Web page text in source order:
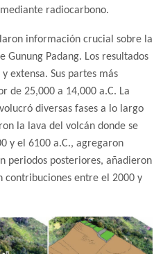
radiocarbono.
información crucial sobre la
Gunung Padang. Los resultados
extensa. Sus partes más
de 25,000 a 14,000 a.C. La
diversas fases a lo largo
la lava del volcán donde se
y el 6100 a.C., agregaron
periodos posteriores, añadieron
contribuciones entre el 2000 y